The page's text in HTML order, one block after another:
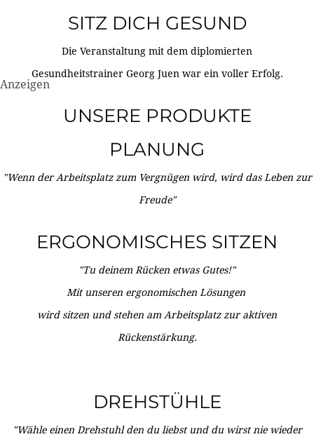
SITZ DICH GESUND
Die Veranstaltung mit dem diplomierten
Gesundheitstrainer Georg Juen war ein voller Erfolg.
Anzeigen
UNSERE PRODUKTE
PLANUNG
"Wenn der Arbeitsplatz zum Vergnügen wird, wird das Leben zur
Freude"
ERGONOMISCHES SITZEN
"Tu deinem Rücken etwas Gutes!"
Mit unseren ergonomischen Lösungen
wird sitzen und stehen am Arbeitsplatz zur aktiven
Rückenstärkung.
DREHSTÜHLE
"Wähle einen Drehstuhl den du liebst und du wirst nie wieder